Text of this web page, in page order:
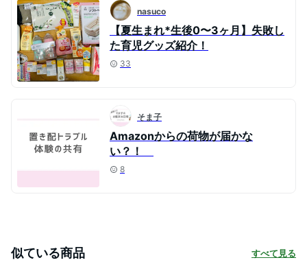
nasuco
【夏生まれ*生後0〜3ヶ月】失敗し
た育児グッズ紹介！
33
そま子
Amazonからの荷物が届かな
い？！
8
似ている商品 すべて見る